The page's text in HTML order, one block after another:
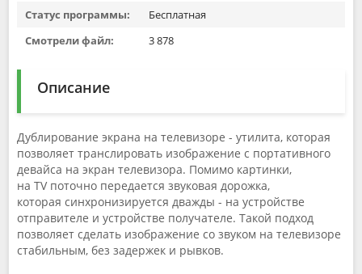
Статус программы:
Бесплатная
Смотрели файл:
3 878
Описание
Дублирование экрана на телевизоре - утилита, которая
позволяет транслировать изображение с портативного
девайса на экран телевизора. Помимо картинки,
на TV поточно передается звуковая дорожка,
которая синхронизируется дважды - на устройстве
отправителе и устройстве получателе. Такой подход
позволяет сделать изображение со звуком на телевизоре
стабильным, без задержек и рывков.